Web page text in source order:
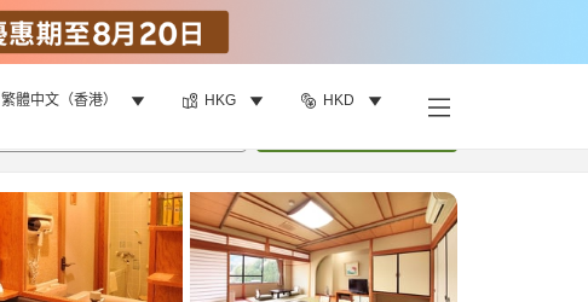
繁體中文（香港） HKG HKD